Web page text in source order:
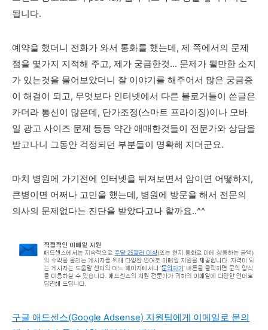
됩니다.
예약을 했더니 전화가 와서 통화를 했는데, 제 쪽에서의 문제
점을 몇가지 지적해 주고, 제가 궁금한것... 문제가 될만한 소지
가 있는것을 물어보았더니 잘 이야기를 해주어서 많은 궁금증
이 해결이 되고, 무엇보다 인터넷에서 다른 블로거들이 쓴글은
카더라 통신이 많은데, 단가조정(스마트 프라이징)이나 모바
일 광고 사이즈 문제 등등 약간 애매한것들이 전문가와 상담을
받고나니 그동안 걱정되던 부분들이 명확해 지더군요.
마치 병원에 가기전에 인터넷을 뒤져보면서 암이면 어떻하지,
큰병이면 어쩌나 고민을 했는데, 병원에 방문을 해서 전문의
의사의 문제없다는 진단을 받았다고나 할까요..^^
구글 애드센스(Google Adsense) 지원팀에게 이메일로 문의